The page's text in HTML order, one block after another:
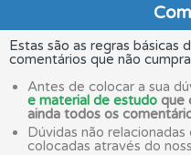
Estas são as regras básicas
comentários que não
Antes de colocar a sua
e material de estudo que
ainda todos os
Dúvidas não
colocadas através do